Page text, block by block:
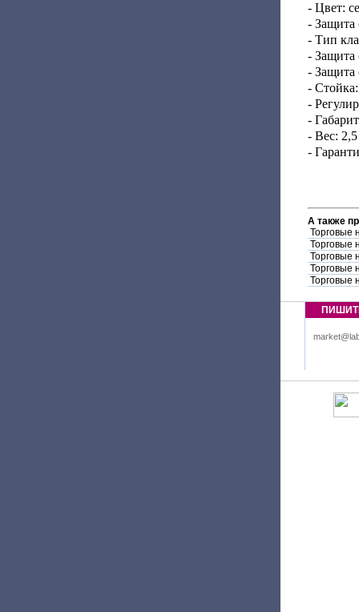
- Цвет:
- Защита
- Тип
- Защита
- Защита
-
-
-
- Вес: 2,5
-
А также
Торговые
Торговые
Торговые
Торговые
Торговые